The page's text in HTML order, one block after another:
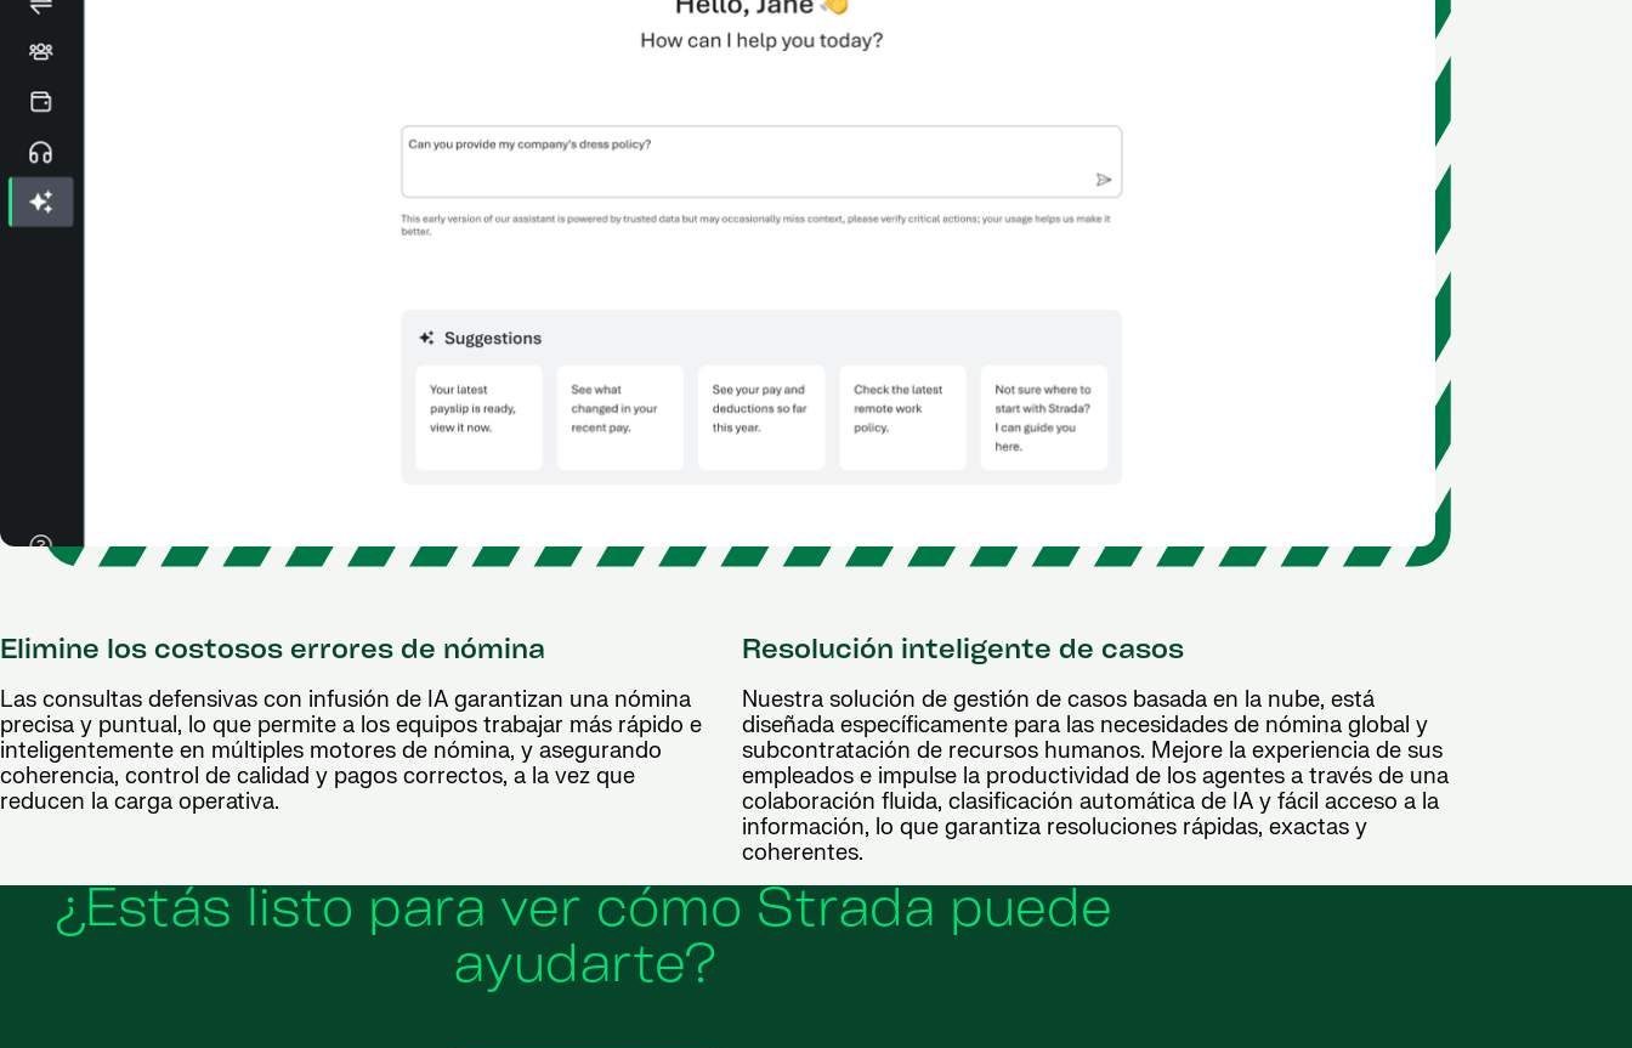
Elimine los costosos errores de nómina
Las consultas defensivas con infusión de IA garantizan una nómina
precisa y puntual, lo que permite a los equipos trabajar más rápido e
inteligentemente en múltiples motores de nómina, y asegurando
coherencia, control de calidad y pagos correctos, a la vez que
reducen la carga operativa.
Resolución inteligente de casos
Nuestra solución de gestión de casos basada en la nube, está
diseñada específicamente para las necesidades de nómina global y
subcontratación de recursos humanos. Mejore la experiencia de sus
empleados e impulse la productividad de los agentes a través de una
colaboración fluida, clasificación automática de IA y fácil acceso a la
información, lo que garantiza resoluciones rápidas, exactas y
coherentes.
¿Estás listo para ver cómo Strada puede
ayudarte?